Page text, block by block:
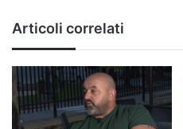
Articoli correlati